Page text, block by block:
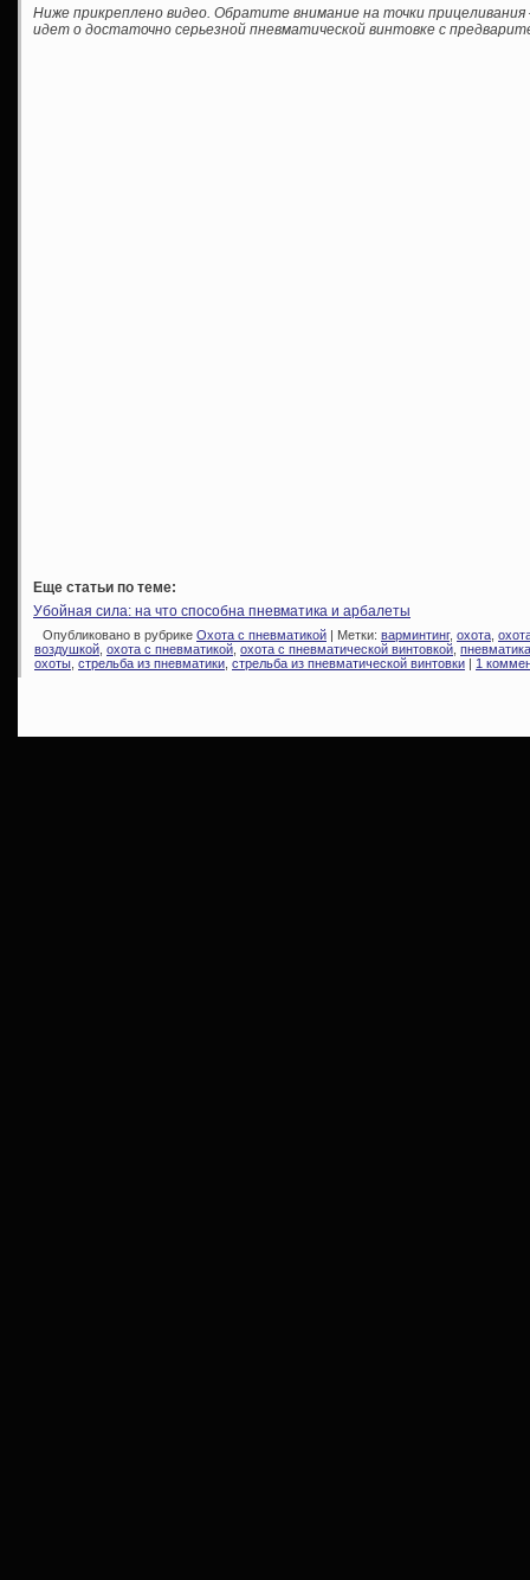
Ниже прикреплено видео. Обратите внимание на точки
идет о достаточно серьезной пневматической винтовке с
Еще статьи по теме:
Убойная сила: на что способна пневматика и арбалеты
Опубликовано в рубрике Охота с пневматикой | Метки: варминтинг, охота
воздушкой охота с пневматикой охота с пневматической винтовкой
охоты стрельба из пневматики стрельба из пневматической винтовки 1